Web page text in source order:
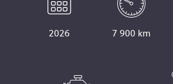
2026 7 900 km